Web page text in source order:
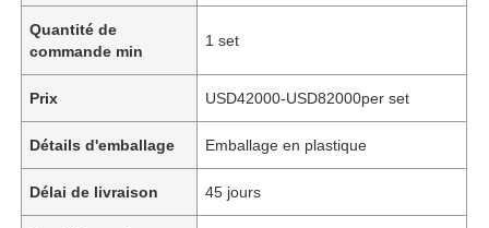
Quantité de
commande min
1 set
Prix USD42000-USD82000per set
Détails d'emballage Emballage en plastique
Délai de livraison 45 jours